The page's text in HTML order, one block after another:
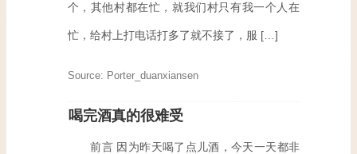
个，其他村都在忙，就我们村只有我一个人在
忙，给村上打电话打多了就不接了，服 […]
Source: Porter_duanxiansen
喝完酒真的很难受
前言 因为昨天喝了点儿酒，今天一天都非